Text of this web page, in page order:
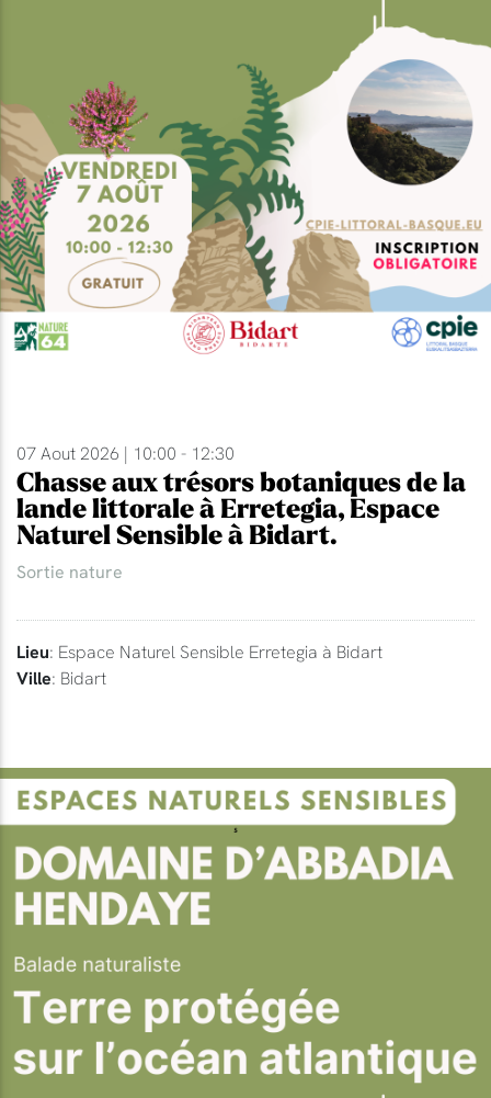
07 Aout 2026 | 10:00 - 12:30
Chasse aux trésors botaniques de la
lande littorale à Erretegia, Espace
Naturel Sensible à Bidart.
Sortie nature
Lieu: Espace Naturel Sensible Erretegia à Bidart
Ville: Bidart